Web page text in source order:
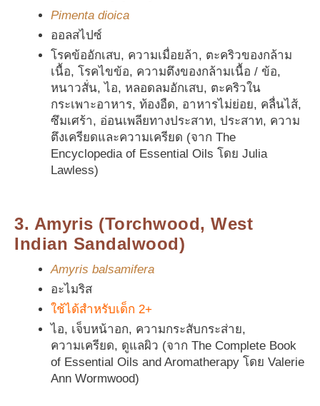
Pimenta dioica
ออลสไปซ์
โรคข้ออักเสบ, ความเมื่อยล้า, ตะคริวของกล้าม
เนื้อ, โรคไขข้อ, ความตึงของกล้ามเนื้อ / ข้อ,
หนาวสั่น, ไอ, หลอดลมอักเสบ, ตะคริวใน
กระเพาะอาหาร, ท้องอืด, อาหารไม่ย่อย, คลื่นไส้,
ซึมเศร้า, อ่อนเพลียทางประสาท, ประสาท, ความ
ตึงเครียดและความเครียด (จาก The
Encyclopedia of Essential Oils โดย Julia
Lawless)
3. Amyris (Torchwood, West
Indian Sandalwood)
Amyris balsamifera
อะไมริส
ใช้ได้สำหรับเด็ก 2+
ไอ, เจ็บหน้าอก, ความกระสับกระส่าย,
ความเครียด, ดูแลผิว (จาก The Complete Book
of Essential Oils and Aromatherapy โดย Valerie
Ann Wormwood)